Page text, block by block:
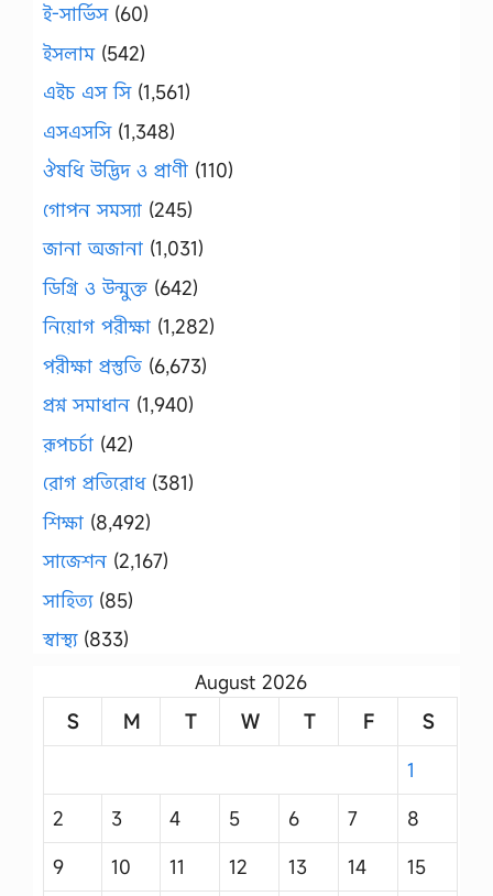
ই-সার্ভিস(60)
ইসলাম(542)
এইচ এস সি(1,561)
এসএসসি(1,348)
ঔষধি উদ্ভিদ ও প্রাণী (110)
গোপন সমস্যা (245)
জানা অজানা (1,031)
ডিগ্রি ও উন্মুক্ত (642)
নিয়োগ পরীক্ষা (1,282)
পরীক্ষা প্রস্তুতি (6,673)
প্রশ্ন সমাধান (1,940)
রূপচর্চা (42)
রোগ প্রতিরোধ(381)
শিক্ষা (8,492)
সাজেশন (2,167)
সাহিত্য(85)
স্বাস্থ্য(833)
August 2026
S
M T W T F
S
1
2
3 4 5 6 7
8
9
10 11 12 13 14 15